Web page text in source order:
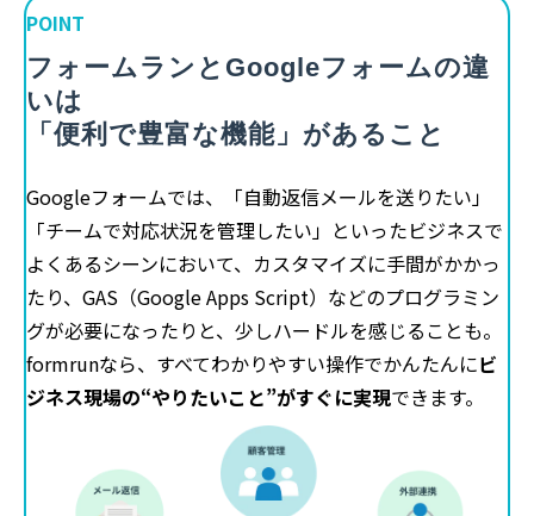
POINT
フォームランとGoogleフォームの違
いは
「便利で豊富な機能」があること
Googleフォームでは、「自動返信メールを送りたい」
「チームで対応状況を管理したい」といったビジネスで
よくあるシーンにおいて、カスタマイズに手間がかかっ
たり、GAS（Google Apps Script）などのプログラミン
グが必要になったりと、少しハードルを感じることも。
formrunなら、すべてわかりやすい操作でかんたんにビ
ジネス現場の“やりたいこと”がすぐに実現できます。